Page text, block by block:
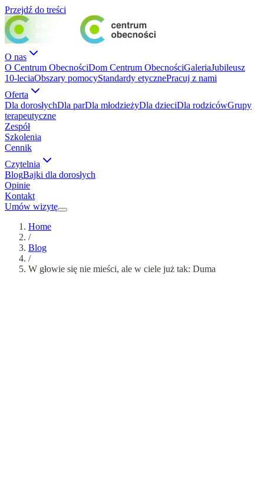
Przejdź do treści
O nas
O Centrum ObecnościDom Centrum ObecnościGaleriaJubileusz
10-leciaObszary pomocyStandardy etycznePracuj z nami
Oferta
Dla dorosłychDla parDla młodzieżyDla dzieciDla rodzicówGrupy
terapeutyczne
Zespół
Szkolenia
Cennik
Czytelnia
BlogBajki dla dorosłych
Opinie
Kontakt
Umów wizytę
Home
/
Blog
/
W głowie się nie mieści, ale w ciele już tak: Duma